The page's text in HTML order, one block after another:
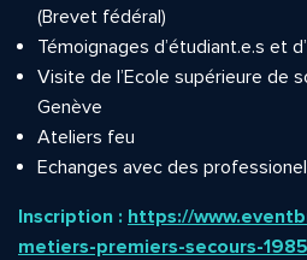
(Brevet fédéral)
Témoignages d’étudiant.e.s et
Visite de l’Ecole supérieure de
Genève
Ateliers feu
Echanges avec des
Inscription : https://
metiers-premiers-secours-